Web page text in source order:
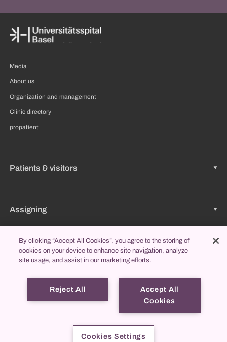
Media
About us
Organization and management
Clinic directory
propatient
Patients & visitors
Assigning
Jobs & Career
Learning & Studying
Imprint Data protection
By clicking “Accept All Cookies”, you agree to the storing of
cookies on your device to enhance site navigation, analyze
site usage, and assist in our marketing efforts.
Accept All
Cookies
Reject All
Cookies Settings